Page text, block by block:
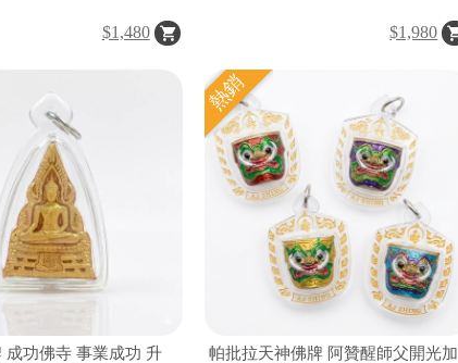
$1,480 $1,980
成功佛寺 事業成功 升
熱銷
帕批拉天神佛牌 阿贊醒師父開光加